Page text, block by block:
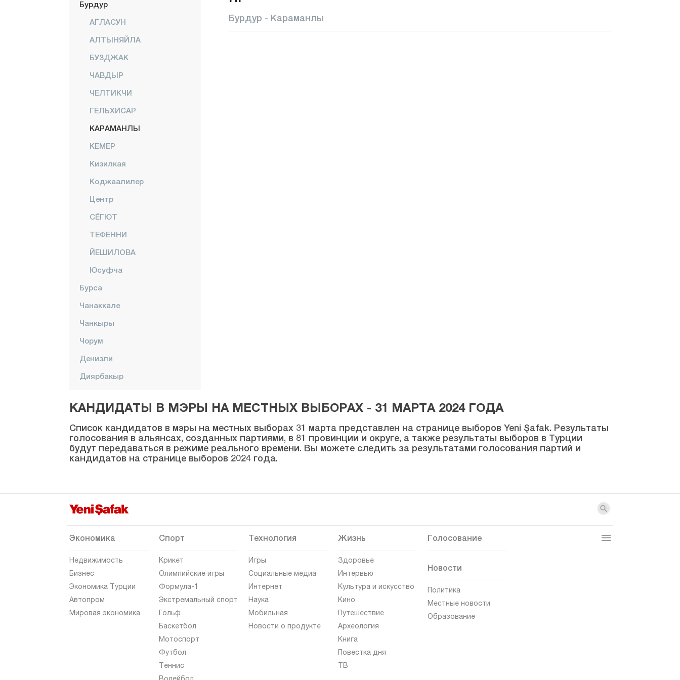
Бурдур
АГЛАСУН
АЛТЫНЯЙЛА
БУЗДЖАК
ЧАВДЫР
ЧЕЛТИКЧИ
ГЕЛЬХИСАР
КАРАМАНЛЫ
КЕМЕР
Кизилкая
Коджаалилер
Центр
СЁГЮТ
ТЕФЕННИ
ЙЕШИЛОВА
Юсуфча
Бурса
Чанаккале
Чанкыры
Чорум
Денизли
Диярбакыр
Эдирне
Элязыг
Эрзинджан
Эрзурум
Гиресун
Гюмюшхане
Хатай
Ыгдыр
Ыспарта
Бурдур - Караманлы
КАНДИДАТЫ В МЭРЫ НА МЕСТНЫХ ВЫБОРАХ - 31 МАРТА 2024 ГОДА
Список кандидатов в мэры на местных выборах 31 марта представлен на странице выборов Yeni Şafak. Результаты
голосования в альянсах, созданных партиями, в 81 провинции и округе, а также результаты выборов в Турции
будут передаваться в режиме реального времени. Вы можете следить за результатами голосования партий и
кандидатов на странице выборов 2024 года.
Экономика
Недвижимость
Бизнес
Экономика Турции
Автопром
Мировая экономика
Спорт
Крикет
Олимпийские игры
Формула-1
Экстремальный спорт
Гольф
Баскетбол
Мотоспорт
Футбол
Теннис
Технология
Игры
Социальные медиа
Интернет
Наука
Мобильная
Новости о продукте
Жизнь
Здоровье
Интервью
Культура и искусство
Кино
Путешествие
Археология
Книга
Повестка дня
ТВ
Голосование
Новости
Политика
Местные новости
Образование